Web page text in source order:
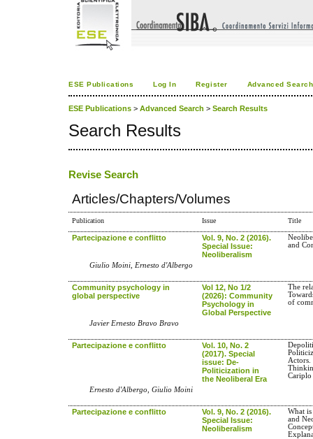
ESE Publications Log In Register Advanced Search
ESE Publications > Advanced Search > Search Results
Search Results
Revise Search
Articles/Chapters/Volumes
Publication Issue Title
Partecipazione e conflitto
Vol. 9, No. 2 (2016).
Special Issue:
Neoliberalism
and
Giulio Moini, Ernesto d'Albergo
Community psychology in
global perspective
Vol 12, No 1/2
(2026): Community
Psychology in
Global Perspective
The
of
Javier Ernesto Bravo Bravo
Partecipazione e conflitto
Vol. 10, No. 2
(2017). Special
issue: De-
Politicization in
the Neoliberal Era
Actors.
Ernesto d'Albergo, Giulio Moini
Partecipazione e conflitto
Vol. 9, No. 2 (2016).
Special Issue:
Neoliberalism
What
and